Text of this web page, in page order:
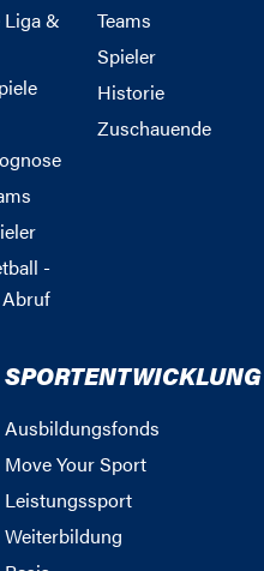
&
-
Teams
Spieler
Historie
Zuschauende
SPORTENTWICKLUNG
Ausbildungsfonds
Move Your Sport
Leistungssport
Weiterbildung